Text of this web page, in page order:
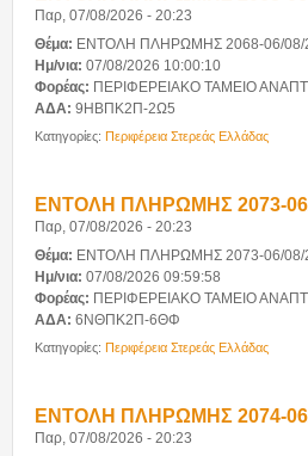
Επικοινωνία
Παρ, 07/08/2026 - 20:23
Θέμα: ΕΝΤΟΛΗ ΠΛΗΡΩΜΗΣ 2068-06/08/
Ημ/νια: 07/08/2026 10:00:10
Φορέας: ΠΕΡΙΦΕΡΕΙΑΚΟ ΤΑΜΕΙΟ
ΑΔΑ: 9ΗΒΠΚ2Π-2Ω5
Κατηγορίες: Περιφέρεια Στερεάς Ελλάδας
ΕΝΤΟΛΗ ΠΛΗΡΩΜΗΣ 2073-
Παρ, 07/08/2026 - 20:23
Θέμα: ΕΝΤΟΛΗ ΠΛΗΡΩΜΗΣ 2073-06/08/
Ημ/νια: 07/08/2026 09:59:58
Φορέας: ΠΕΡΙΦΕΡΕΙΑΚΟ ΤΑΜΕΙΟ
ΑΔΑ: 6ΝΘΠΚ2Π-6ΘΦ
Κατηγορίες: Περιφέρεια Στερεάς Ελλάδας
ΕΝΤΟΛΗ ΠΛΗΡΩΜΗΣ 2074-
Παρ, 07/08/2026 - 20:23